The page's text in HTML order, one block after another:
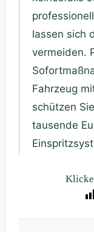
lassen sich
vermeiden.
Fahrzeug
schützen
tausende